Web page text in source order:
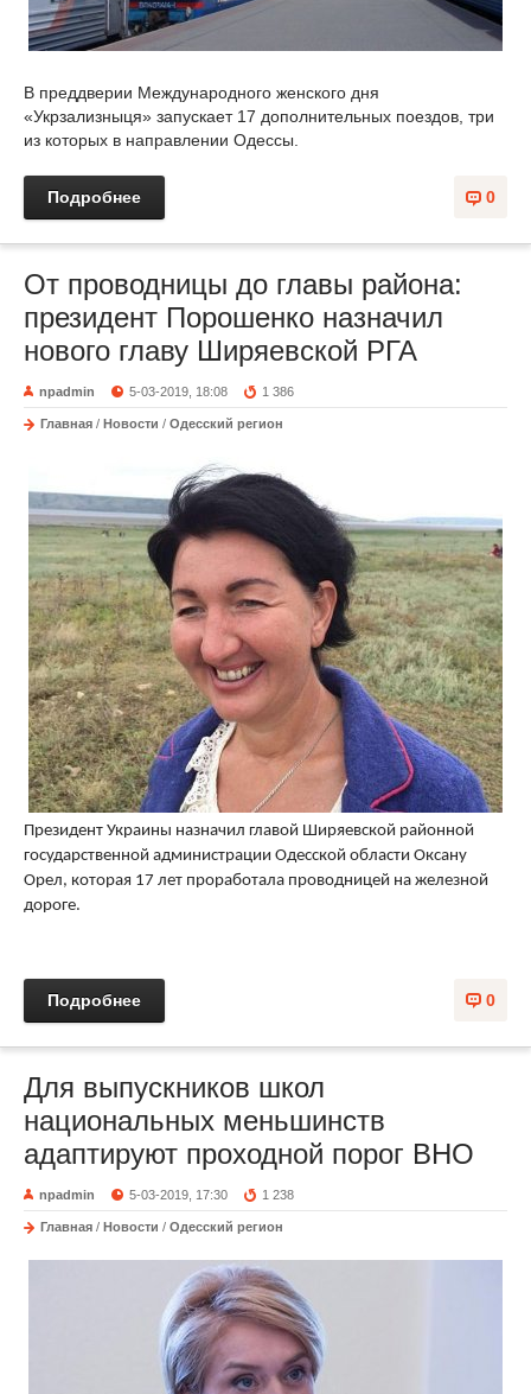
В преддверии Международного женского дня
«Укрзализныця» запускает 17 дополнительных поездов, три
из которых в направлении Одессы.
0
Подробнее
От проводницы до главы района:
президент Порошенко назначил
нового главу Ширяевской РГА
npadmin 5-03-2019, 18:08 1 386
Главная / Новости / Одесский регион
Президент Украины назначил главой Ширяевской районной
государственной администрации Одесской области Оксану
Орел, которая 17 лет проработала проводницей на железной
дороге.
0
Подробнее
Для выпускников школ
национальных меньшинств
адаптируют проходной порог ВНО
npadmin 5-03-2019, 17:30 1 238
Главная / Новости / Одесский регион